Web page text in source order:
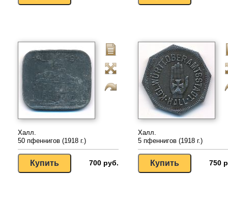
Халл.
50 пфеннигов (1918 г.)
700 руб.
Халл.
5 пфеннигов (1918 г.)
750